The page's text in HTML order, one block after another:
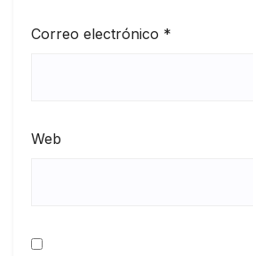
Correo electrónico *
Web